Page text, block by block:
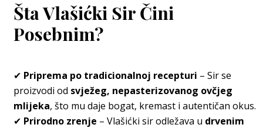
Šta Vlašićki Sir Čini
Posebnim?
✔ Priprema po tradicionalnoj recepturi – Sir se
proizvodi od svježeg, nepasterizovanog ovčjeg
mlijeka, što mu daje bogat, kremast i autentičan okus.
✔ Prirodno zrenje – Vlašićki sir odležava u drvenim